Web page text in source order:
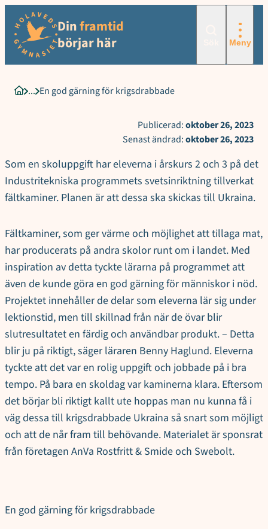
Sökord för intern sökning: En god gärning för krigsdrabbade
innehåll
Dinframtid
börjar här
Meny
StartsidaEn god gärning för krigsdrabbade
Publicerad:oktober 26, 2023
Senast ändrad:oktober 26, 2023
Som en skoluppgift har eleverna i årskurs 2 och 3 på det
Industritekniska programmets svetsinriktning tillverkat
fältkaminer. Planen är att dessa ska skickas till Ukraina.
Fältkaminer, som ger värme och möjlighet att tillaga mat,
har producerats på andra skolor runt om i landet. Med
inspiration av detta tyckte lärarna på programmet att
även de kunde göra en god gärning för människor i nöd.
Projektet innehåller de delar som eleverna lär sig under
lektionstid, men till skillnad från när de övar blir
slutresultatet en färdig och användbar produkt. – Detta
blir ju på riktigt, säger läraren Benny Haglund. Eleverna
tyckte att det var en rolig uppgift och jobbade på i bra
tempo. På bara en skoldag var kaminerna klara. Eftersom
det börjar bli riktigt kallt ute hoppas man nu kunna få i
väg dessa till krigsdrabbade Ukraina så snart som möjligt
och att de når fram till behövande. Materialet är sponsrat
från företagen AnVa Rostfritt & Smide och Swebolt.
En god gärning för krigsdrabbade